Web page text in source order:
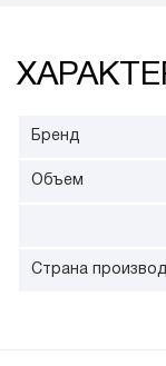
Бренд
Объем
Страна